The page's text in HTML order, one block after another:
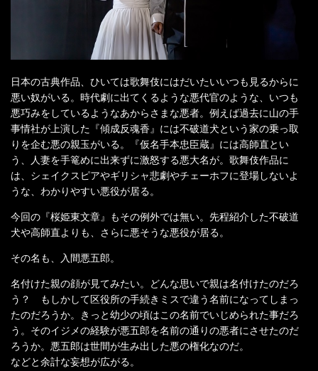
日本の古典作品、ひいては歌舞伎にはだいたいいつも見るからに
悪い奴がいる。時代劇に出てくるような悪代官のような、いつも
悪巧みをしているようなあからさまな悪者。例えば過去に山の手
事情社が上演した『傾成反魂香』には不破道犬という家の乗っ取
りを企む悪の親玉がいる。『仮名手本忠臣蔵』には高師直とい
う、人妻を手篭めに出来ずに激怒する悪大名が。歌舞伎作品に
は、シェイクスピアやギリシャ悲劇やチェーホフに登場しないよ
うな、わかりやすい悪役が居る。
今回の『桜姫東文章』もその例外では無い。先程紹介した不破道
犬や高師直よりも、さらに悪そうな悪役が居る。
その名も、入間悪五郎。
名付けた親の顔が見てみたい。どんな思いで親は名付けたのだろ
う？ もしかして区役所の手続きミスで違う名前になってしまっ
たのだろうか。きっと幼少の頃はこの名前でいじめられた事だろ
う。そのイジメの経験が悪五郎を名前の通りの悪者にさせたのだ
ろうか。悪五郎は世間が生み出した悪の権化なのだ。
などと余計な妄想が広がる。